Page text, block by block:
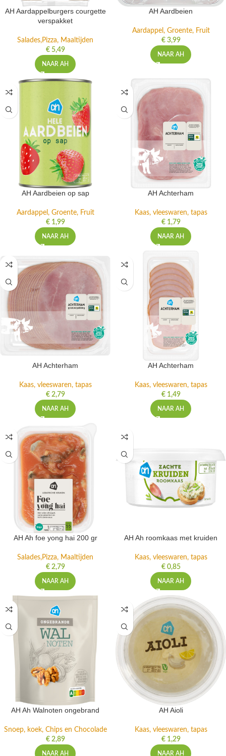
AH Aardappelburgers courgette
verspakket
Salades,Pizza, Maaltijden
€5,49
NAAR AH
AH Aardbeien
Aardappel, Groente, Fruit
€3,99
NAAR AH
AH Aardbeien op sap
Aardappel, Groente, Fruit
€1,99
NAAR AH
AH Achterham
Kaas, vleeswaren, tapas
€1,79
NAAR AH
AH Achterham
Kaas, vleeswaren, tapas
€2,79
NAAR AH
AH Achterham
Kaas, vleeswaren, tapas
€1,49
NAAR AH
AH Ah foe yong hai 200 gr
Salades,Pizza, Maaltijden
€2,79
NAAR AH
AH Ah roomkaas met kruiden
Kaas, vleeswaren, tapas
€0,85
NAAR AH
AH Ah Walnoten ongebrand
Snoep, koek, Chips en Chocolade
€2,89
NAAR AH
AH Aioli
Kaas, vleeswaren, tapas
€1,29
NAAR AH